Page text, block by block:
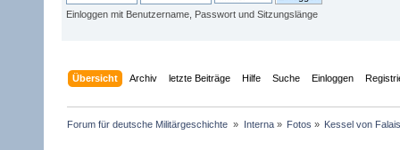
Einloggen mit Benutzername, Passwort und Sitzungslänge
Übersicht Archiv letzte Beiträge Hilfe Suche Einloggen
Forum für deutsche Militärgeschichte » Interna» Fotos » Kessel von